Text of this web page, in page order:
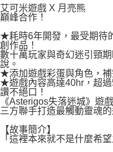
「AFTEE先享後付」，若未經
任。
４．使用「AFTEE先享後付」
時審查核予不同之上限額度；
請求用戶進行身份認證。
５．嚴禁一人註冊多個帳號或
恩沛科技股份有限公司將有權
宅配
每筆NT$100，滿NT$800(含
國家/地區配送
艾可米遊戲 X 月亮熊
巔峰合作！
★耗時6年開發，最受期待
創作品！
數十萬玩家與奇幻迷引頸
說。
★添加遊戲彩蛋與角色，補
★遊戲內容高達40hr，超
讚不絕口！
《Asterigos失落迷城》遊
三方聯手打造最觸動靈魂的
【故事簡介】
「這裡本來就不是什麼希望